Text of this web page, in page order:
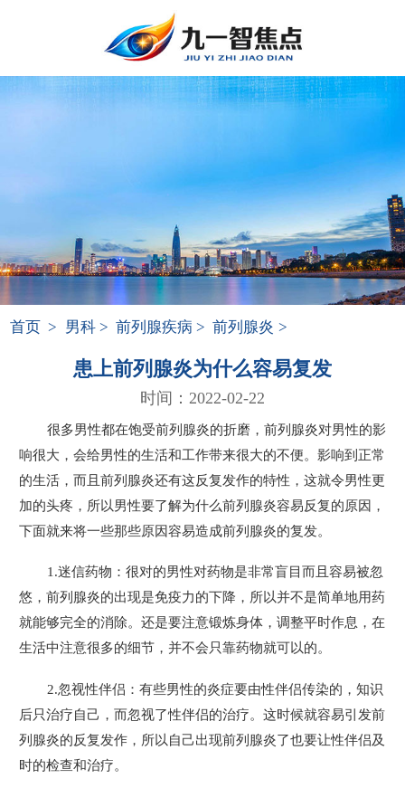
首页 > 男科 > 前列腺疾病 > 前列腺炎 >
患上前列腺炎为什么容易复发
时间：2022-02-22
很多男性都在饱受前列腺炎的折磨，前列腺炎对男性的影
响很大，会给男性的生活和工作带来很大的不便。影响到正常
的生活，而且前列腺炎还有这反复发作的特性，这就令男性更
加的头疼，所以男性要了解为什么前列腺炎容易反复的原因，
下面就来将一些那些原因容易造成前列腺炎的复发。
1.迷信药物：很对的男性对药物是非常盲目而且容易被忽
悠，前列腺炎的出现是免疫力的下降，所以并不是简单地用药
就能够完全的消除。还是要注意锻炼身体，调整平时作息，在
生活中注意很多的细节，并不会只靠药物就可以的。
2.忽视性伴侣：有些男性的炎症要由性伴侣传染的，知识
后只治疗自己，而忽视了性伴侣的治疗。这时候就容易引发前
列腺炎的反复发作，所以自己出现前列腺炎了也要让性伴侣及
时的检查和治疗。